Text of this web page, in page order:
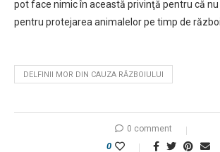
pot face nimic în această privinţă pentru că
pentru protejarea animalelor pe timp de
DELFINII MOR DIN CAUZA RĂZBOIULUI
0 comment
0